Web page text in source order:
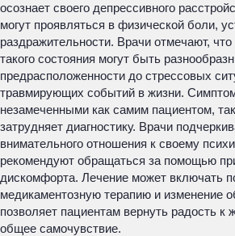
осознает своего депрессивного
могут проявляться в физической боли,
раздражительности. Врачи отмечают,
такого состояния могут быть
предрасположенности до стрессовых
травмирующих событий в жизни.
незамеченными как самим пациентом,
затрудняет диагностику. Врачи
внимательного отношения к своему
рекомендуют обращаться за помощью
дискомфорта. Лечение может включать
медикаментозную терапию и изменение
позволяет пациентам вернуть радость к
общее самочувствие.